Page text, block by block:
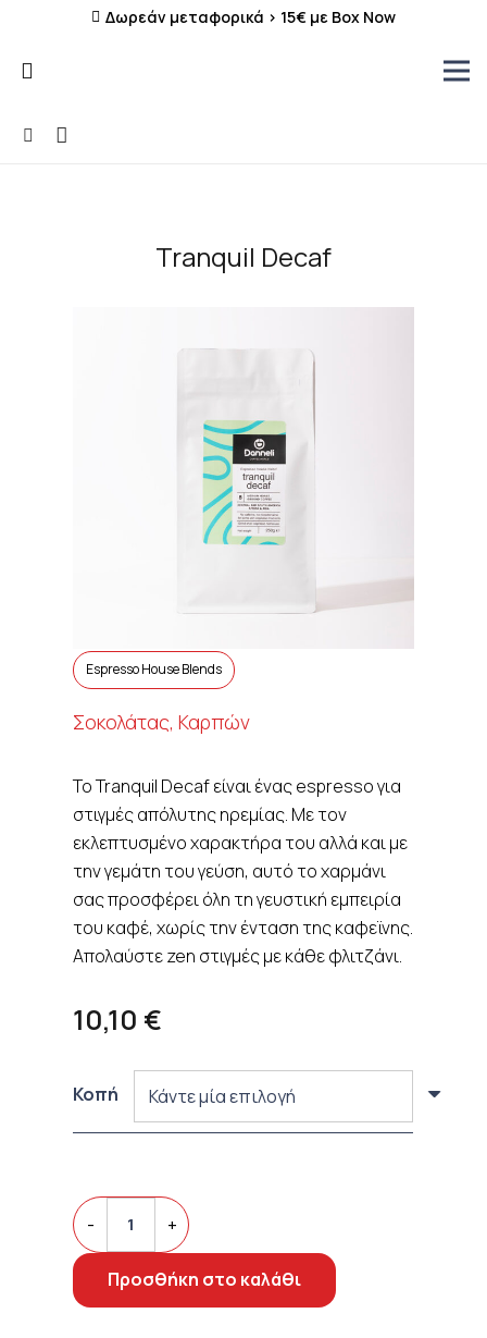
Δωρεάν μεταφορικά > 15€ με Box Now
Tranquil Decaf
Espresso House Blends
Σοκολάτας, Καρπών
Το Tranquil Decaf είναι ένας espresso για
στιγμές απόλυτης ηρεμίας. Με τον
εκλεπτυσμένο χαρακτήρα του αλλά και με
την γεμάτη του γεύση, αυτό το χαρμάνι
σας προσφέρει όλη τη γευστική εμπειρία
του καφέ, χωρίς την ένταση της καφεϊνης.
Απολαύστε zen στιγμές με κάθε φλιτζάνι.
10,10 €
Κοπή
-
Tranquil
Decaf
ποσότητα
+
Προσθήκη στο καλάθι